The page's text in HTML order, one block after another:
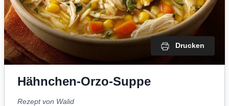
Drucken
Hähnchen-Orzo-Suppe
Rezept von Walid